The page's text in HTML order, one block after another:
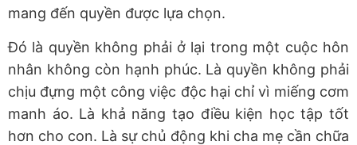
mang đến quyền được lựa chọn.
Đó là quyền không phải ở lại trong một cuộc hôn
nhân không còn hạnh phúc. Là quyền không phải
chịu đựng một công việc độc hại chỉ vì miếng cơm
manh áo. Là khả năng tạo điều kiện học tập tốt
hơn cho con. Là sự chủ động khi cha mẹ cần chữa